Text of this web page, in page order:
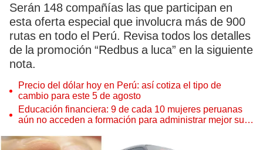
Serán 148 compañías las que participan en
esta oferta especial que involucra más de 900
rutas en todo el Perú. Revisa todos los detalles
de la promoción “Redbus a luca” en la siguiente
nota.
Precio del dólar hoy en Perú: así cotiza el tipo de
cambio para este 5 de agosto
Educación financiera: 9 de cada 10 mujeres peruanas
aún no acceden a formación para administrar mejor su